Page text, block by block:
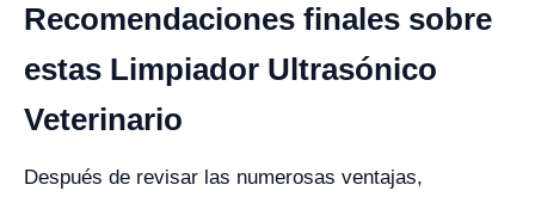
Recomendaciones finales sobre
estas Limpiador Ultrasónico
Veterinario
Después de revisar las numerosas ventajas,